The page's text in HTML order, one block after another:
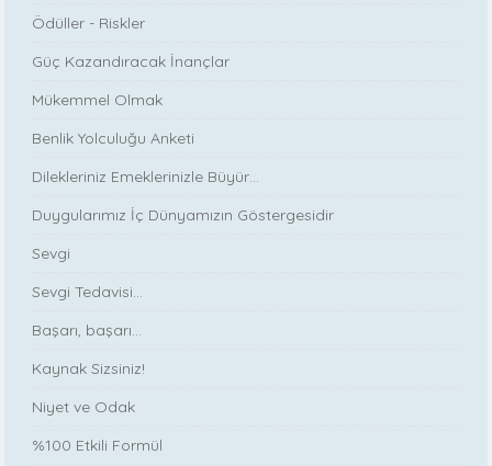
Ödüller - Riskler
Güç Kazandıracak İnançlar
Mükemmel Olmak
Benlik Yolculuğu Anketi
Dilekleriniz Emeklerinizle Büyür…
Duygularımız İç Dünyamızın Göstergesidir
Sevgi
Sevgi Tedavisi...
Başarı, başarı…
Kaynak Sizsiniz!
Niyet ve Odak
%100 Etkili Formül